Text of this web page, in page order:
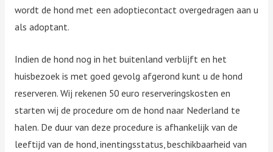
wordt de hond met een adoptiecontact overgedragen aan u
als adoptant.
Indien de hond nog in het buitenland verblijft en het
huisbezoek is met goed gevolg afgerond kunt u de hond
reserveren. Wij rekenen 50 euro reserveringskosten en
starten wij de procedure om de hond naar Nederland te
halen. De duur van deze procedure is afhankelijk van de
leeftijd van de hond, inentingsstatus, beschikbaarheid van